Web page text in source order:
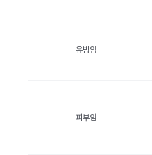
유방암
피부암